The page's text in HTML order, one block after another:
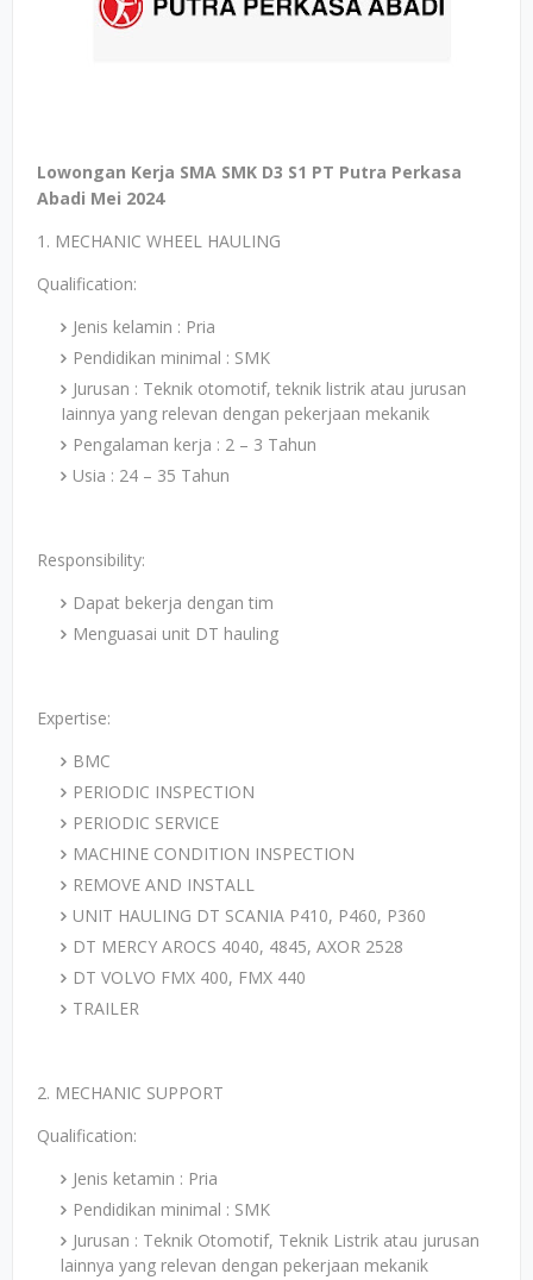
Lowongan Kerja SMA SMK D3 S1 PT Putra Perkasa
Abadi Mei 2024
1. MECHANIC WHEEL HAULING
Qualification:
Jenis kelamin : Pria
Pendidikan minimal : SMK
Jurusan : Teknik otomotif, teknik listrik atau jurusan
Iainnya yang relevan dengan pekerjaan mekanik
Pengalaman kerja : 2 – 3 Tahun
Usia : 24 – 35 Tahun
Responsibility:
Dapat bekerja dengan tim
Menguasai unit DT hauling
Expertise:
BMC
PERIODIC INSPECTION
PERIODIC SERVICE
MACHINE CONDITION INSPECTION
REMOVE AND INSTALL
UNIT HAULING DT SCANIA P410, P460, P360
DT MERCY AROCS 4040, 4845, AXOR 2528
DT VOLVO FMX 400, FMX 440
TRAILER
2. MECHANIC SUPPORT
Qualification:
Jenis ketamin : Pria
Pendidikan minimal : SMK
Jurusan : Teknik Otomotif, Teknik Listrik atau jurusan
lainnya yang relevan dengan pekerjaan mekanik